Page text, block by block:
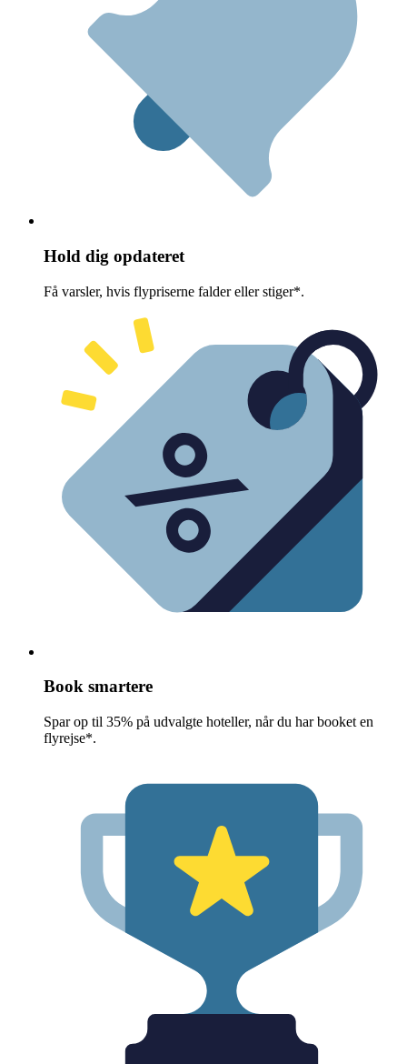
Hold dig opdateret
Få varsler, hvis flypriserne falder eller stiger*.
Book smartere
Spar op til 35% på udvalgte hoteller, når du har booket en
flyrejse*.